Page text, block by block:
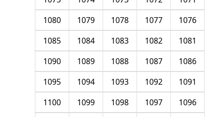
1076
1077
1078
1079
1080
1081
1082
1083
1084
1085
1086
1087
1088
1089
1090
1091
1092
1093
1094
1095
1096
1097
1098
1099
1100